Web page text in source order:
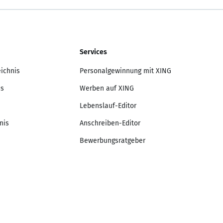
Services
Personalgewinnung mit XING
Werben auf XING
Lebenslauf-Editor
Anschreiben-Editor
Bewerbungsratgeber